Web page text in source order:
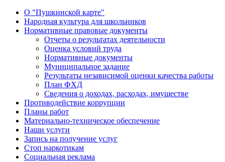
О "Пушкинской карте"
Народная культура для школьников
Нормативные правовые документы
Отчеты о результатах деятельности
Оценка условий труда
Нормативные документы
Муниципальное задание
Результаты независимой оценки качества работы
План ФХД
Сведения о доходах, расходах, имуществе
Противодействие коррупции
Планы работ
Материально-техническое обеспечение
Наши услуги
Запись на получение услуг
Стоп наркотикам
Социальная реклама